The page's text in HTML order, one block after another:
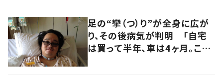
足の“攣（つ）り”が全身に広が
り、その後病気が判明 「自宅
は買って半年、車は4ヶ月。この